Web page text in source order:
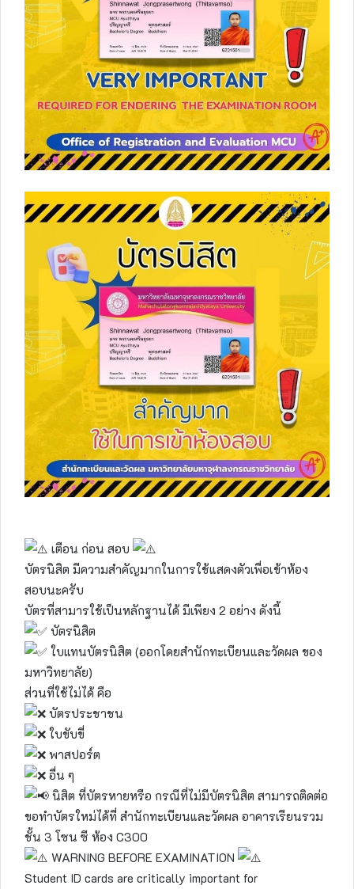
เตือน ก่อน สอบ
บัตรนิสิต มีความสำคัญมากในการใช้แสดงตัวเพื่อเข้าห้อง
สอบนะครับ
บัตรที่สามารใช้เป็นหลักฐานได้ มีเพียง 2 อย่าง ดังนี้
บัตรนิสิต
ใบแทนบัตรนิสิต (ออกโดยสำนักทะเบียนและวัดผล ของ
มหาวิทยาลัย)
ส่วนที่ใช้ไม่ได้ คือ
บัตรประชาชน
ใบขับขี่
พาสปอร์ต
อื่น ๆ
นิสิต ที่บัตรหายหรือ กรณีที่ไม่มีบัตรนิสิต สามารถติดต่อ
ขอทำบัตรใหม่ได้ที่ สำนักทะเบียนและวัดผล อาคารเรียนรวม
ชั้น 3 โซน ซี ห้อง C300
WARNING BEFORE EXAMINATION
Student ID cards are critically important for